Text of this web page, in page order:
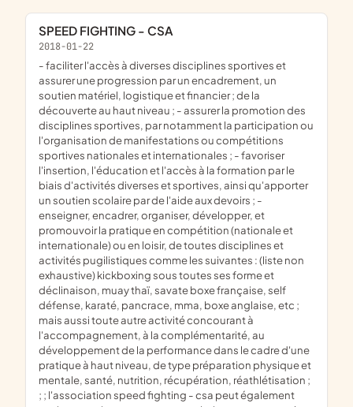
SPEED FIGHTING - CSA
2018-01-22
- faciliter l'accès à diverses disciplines sportives et
assurer une progression par un encadrement, un
soutien matériel, logistique et financier ; de la
découverte au haut niveau ; - assurer la promotion des
disciplines sportives, par notamment la participation ou
l'organisation de manifestations ou compétitions
sportives nationales et internationales ; - favoriser
l'insertion, l'éducation et l'accès à la formation par le
biais d'activités diverses et sportives, ainsi qu'apporter
un soutien scolaire par de l'aide aux devoirs ; -
enseigner, encadrer, organiser, développer, et
promouvoir la pratique en compétition (nationale et
internationale) ou en loisir, de toutes disciplines et
activités pugilistiques comme les suivantes : (liste non
exhaustive) kickboxing sous toutes ses forme et
déclinaison, muay thaï, savate boxe française, self
défense, karaté, pancrace, mma, boxe anglaise, etc ;
mais aussi toute autre activité concourant à
l'accompagnement, à la complémentarité, au
développement de la performance dans le cadre d'une
pratique à haut niveau, de type préparation physique et
mentale, santé, nutrition, récupération, réathlétisation ;
; ; l'association speed fighting - csa peut également